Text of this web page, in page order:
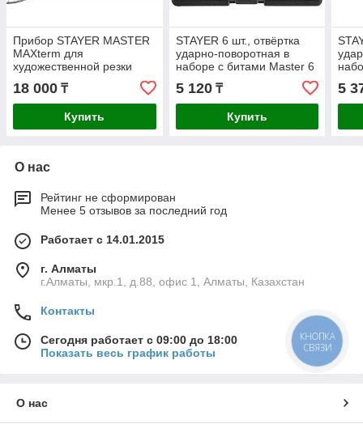
Прибор STAYER MASTER
MAXterm для
художественной резки
пенопласта, пластика, 3
насадки, 7Вт (45257-H3)
18 000 ₸
Купить
STAYER 6 шт., отвёртка
ударно-поворотная в
наборе с битами Master 6
5 120₸
Купить
5
О нас
Рейтинг не сформирован
Менее 5 отзывов за последний год
Работает с 14.01.2015
г. Алматы
г.Алматы, мкр.1, д.88, офис 1, Алматы, Казахстан
Контакты
Сегодня работает с 09:00 до 18:00
Показать весь график работы
О нас
КНОПКА
СВЯЗИ